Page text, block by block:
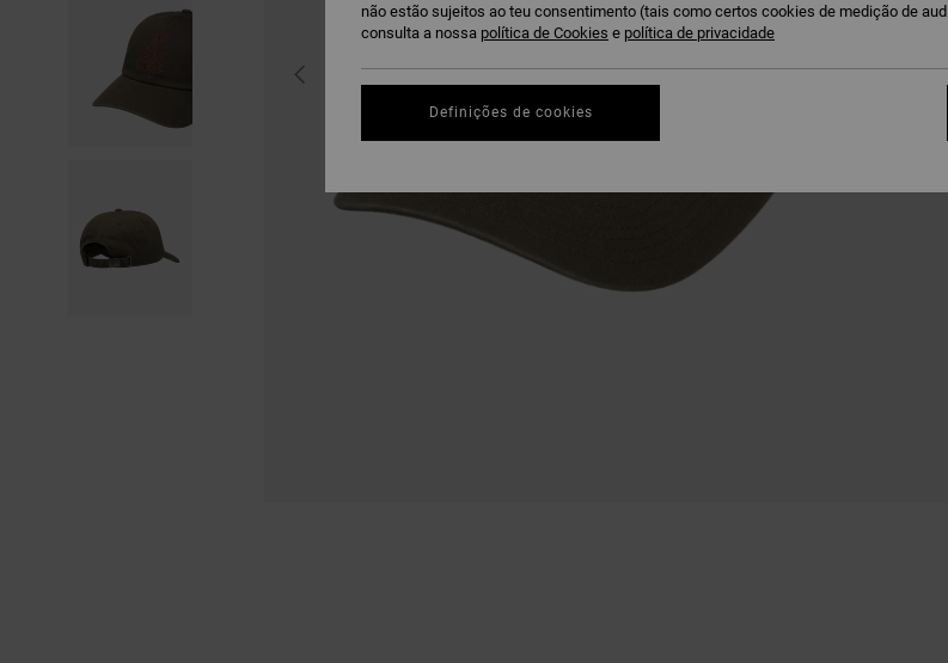
não estão sujeitos ao teu consentimento (tais como certos cookies de medição de
consulta a nossa política de Cookies e política de privacidade
Definições de cookies